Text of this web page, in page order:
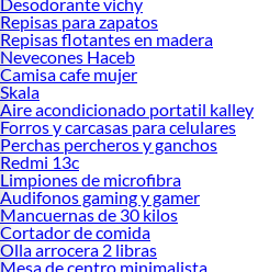
Desodorante vichy
Repisas para zapatos
Repisas flotantes en madera
Nevecones Haceb
Camisa cafe mujer
Skala
Aire acondicionado portatil kalley
Forros y carcasas para celulares
Perchas percheros y ganchos
Redmi 13c
Limpiones de microfibra
Audifonos gaming y gamer
Mancuernas de 30 kilos
Cortador de comida
Olla arrocera 2 libras
Mesa de centro minimalista